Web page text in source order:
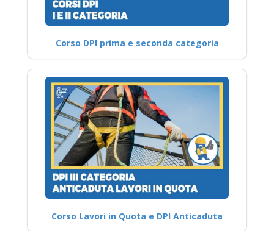
Corso DPI prima e seconda categoria
Corso Lavori in Quota e DPI Anticaduta